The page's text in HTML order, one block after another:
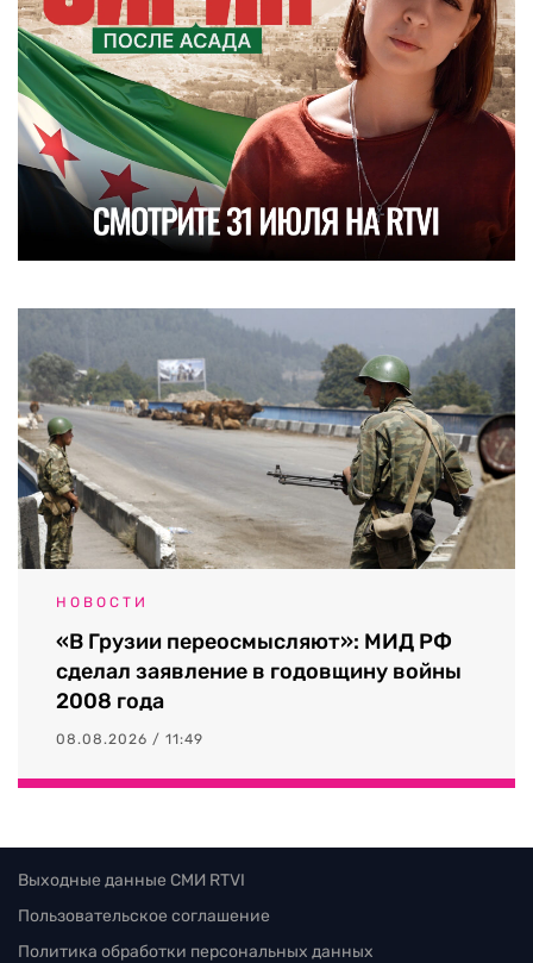
НОВОСТИ
«В Грузии переосмысляют»: МИД РФ
сделал заявление в годовщину войны
2008 года
08.08.2026 / 11:49
Выходные данные СМИ RTVI
Пользовательское соглашение
Политика обработки персональных данных